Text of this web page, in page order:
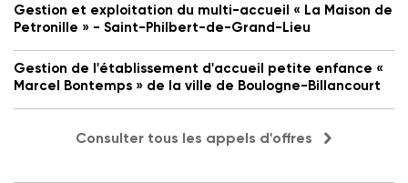
Gestion et exploitation du multi-accueil « La Maison de
Petronille » - Saint-Philbert-de-Grand-Lieu
Gestion de l'établissement d'accueil petite enfance «
Marcel Bontemps » de la ville de Boulogne-Billancourt
Consulter tous les appels d'offres